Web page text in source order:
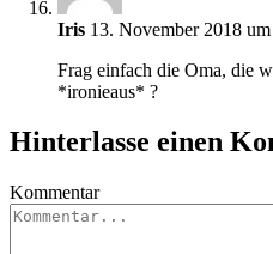
Iris 13. November 2018
Frag einfach die Oma, die
*ironieaus* ?
Hinterlasse einen
Kommentar